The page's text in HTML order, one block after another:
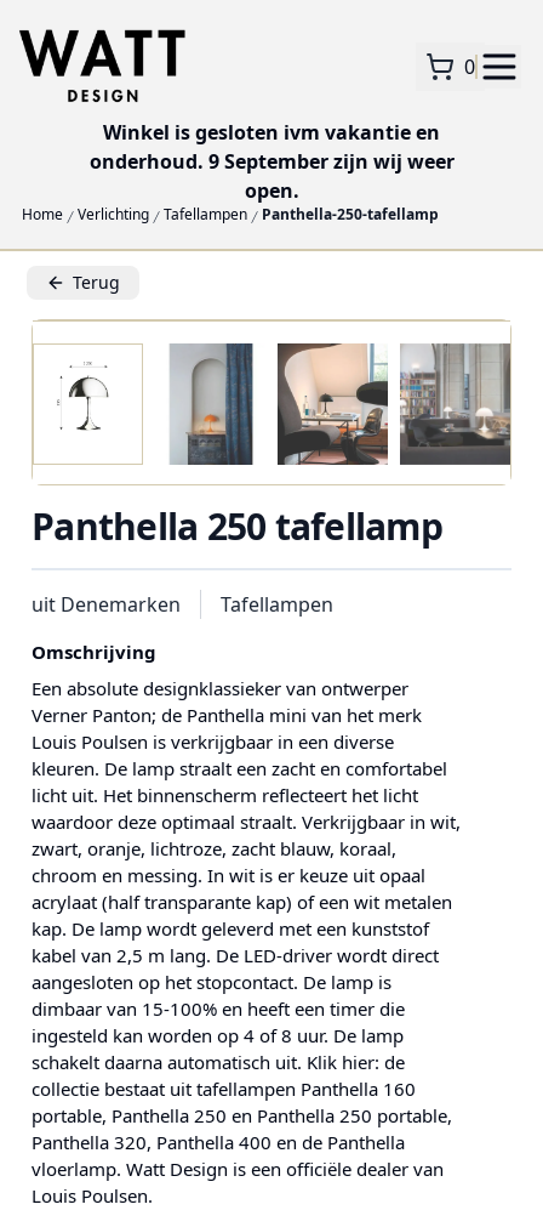
0
Winkel is gesloten ivm vakantie en
onderhoud. 9 September zijn wij weer
open.
Home Verlichting Tafellampen Panthella-250-tafellamp
Terug
Panthella 250 tafellamp
uit Denemarken Tafellampen
Omschrijving
Een absolute designklassieker van ontwerper
Verner Panton; de Panthella mini van het merk
Louis Poulsen is verkrijgbaar in een diverse
kleuren. De lamp straalt een zacht en comfortabel
licht uit. Het binnenscherm reflecteert het licht
waardoor deze optimaal straalt. Verkrijgbaar in wit,
zwart, oranje, lichtroze, zacht blauw, koraal,
chroom en messing. In wit is er keuze uit opaal
acrylaat (half transparante kap) of een wit metalen
kap. De lamp wordt geleverd met een kunststof
kabel van 2,5 m lang. De LED-driver wordt direct
aangesloten op het stopcontact. De lamp is
dimbaar van 15-100% en heeft een timer die
ingesteld kan worden op 4 of 8 uur. De lamp
schakelt daarna automatisch uit. Klik hier: de
collectie bestaat uit tafellampen Panthella 160
portable, Panthella 250 en Panthella 250 portable,
Panthella 320, Panthella 400 en de Panthella
vloerlamp. Watt Design is een officiële dealer van
Louis Poulsen.